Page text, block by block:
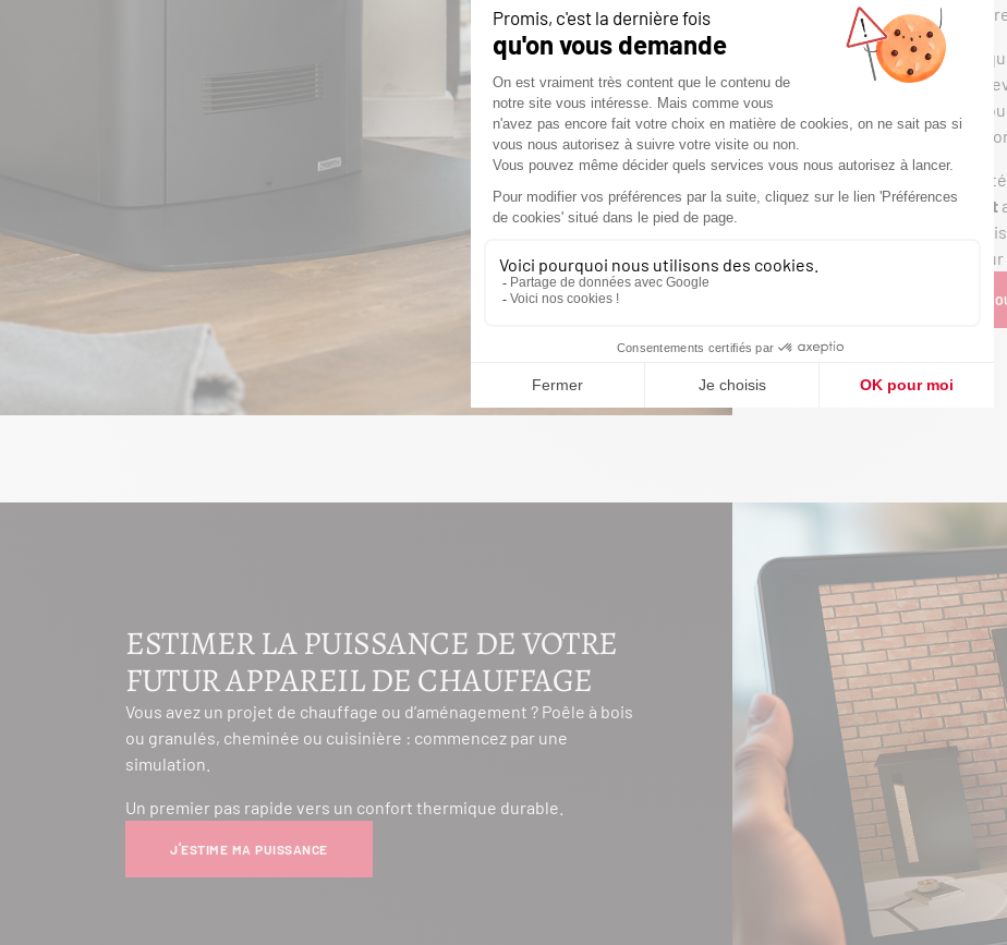
attentes en
Qu’elle soit
votre cheminée
que nos poêles
économique,
Parce que la
Peaudeau Confort
vos appareils à
performances,
CONTACTEZ-
ESTIMER LA PUISSANCE DE VOTRE
FUTUR APPAREIL DE CHAUFFAGE
Vous avez un projet de chauffage ou d’aménagement ? Poêle à bois
ou granulés, cheminée ou cuisinière : commencez par une
simulation.
Un premier pas rapide vers un confort thermique durable.
J'ESTIME MA PUISSANCE